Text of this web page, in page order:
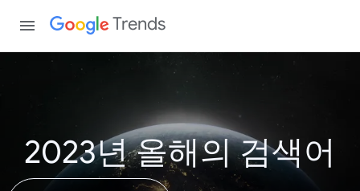
Trends
2023년 올해의 검색어